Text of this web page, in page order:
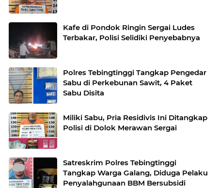
Kafe di Pondok Ringin Sergai Ludes
Terbakar, Polisi Selidiki Penyebabnya
Polres Tebingtinggi Tangkap Pengedar
Sabu di Perkebunan Sawit, 4 Paket
Sabu Disita
Miliki Sabu, Pria Residivis Ini Ditangkap
Polisi di Dolok Merawan Sergai
Satreskrim Polres Tebingtinggi
Tangkap Warga Galang, Diduga Pelaku
Penyalahgunaan BBM Bersubsidi